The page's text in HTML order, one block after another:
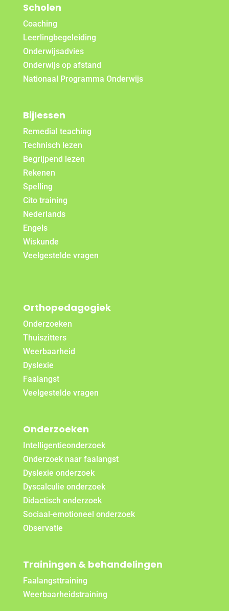
Scholen
Coaching
Leerlingbegeleiding
Onderwijsadvies
Onderwijs op afstand
Nationaal Programma Onderwijs
Bijlessen
Remedial teaching
Technisch lezen
Begrijpend lezen
Rekenen
Spelling
Cito training
Nederlands
Engels
Wiskunde
Veelgestelde vragen
Orthopedagogiek
Onderzoeken
Thuiszitters
Weerbaarheid
Dyslexie
Faalangst
Veelgestelde vragen
Onderzoeken
Intelligentieonderzoek
Onderzoek naar faalangst
Dyslexie onderzoek
Dyscalculie onderzoek
Didactisch onderzoek
Sociaal-emotioneel onderzoek
Observatie
Trainingen & behandelingen
Faalangsttraining
Weerbaarheidstraining